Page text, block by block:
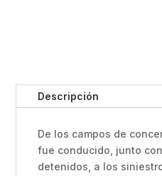
Descripción
De los campos de
fue conducido, junto
detenidos, a los